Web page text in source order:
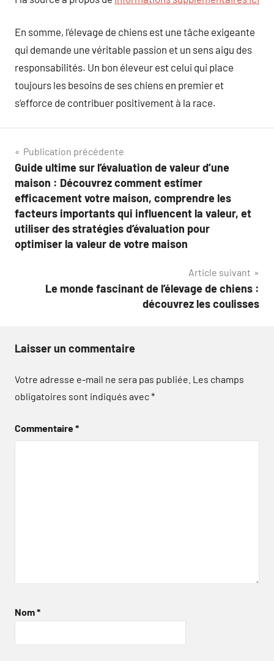
En somme, l’élevage de chiens est une tâche exigeante
qui demande une véritable passion et un sens aigu des
responsabilités. Un bon éleveur est celui qui place
toujours les besoins de ses chiens en premier et
s’efforce de contribuer positivement à la race.
Navigation
de
l’article
Publication précédente
Guide ultime sur l’évaluation de valeur d’une
maison : Découvrez comment estimer
efficacement votre maison, comprendre les
facteurs importants qui influencent la valeur, et
utiliser des stratégies d’évaluation pour
optimiser la valeur de votre maison
Article suivant
Le monde fascinant de l’élevage de chiens :
découvrez les coulisses
Laisser un commentaire
Votre adresse e-mail ne sera pas publiée. Les champs
obligatoires sont indiqués avec*
Commentaire*
Nom*